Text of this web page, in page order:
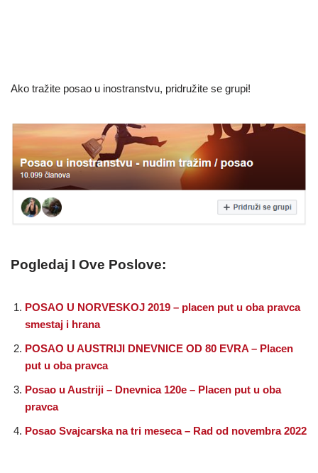
Ako tražite posao u inostranstvu, pridružite se grupi!
Pogledaj I Ove Poslove:
POSAO U NORVESKOJ 2019 – placen put u oba pravca
smestaj i hrana
POSAO U AUSTRIJI DNEVNICE OD 80 EVRA – Placen
put u oba pravca
Posao u Austriji – Dnevnica 120e – Placen put u oba
pravca
Posao Svajcarska na tri meseca – Rad od novembra 2022